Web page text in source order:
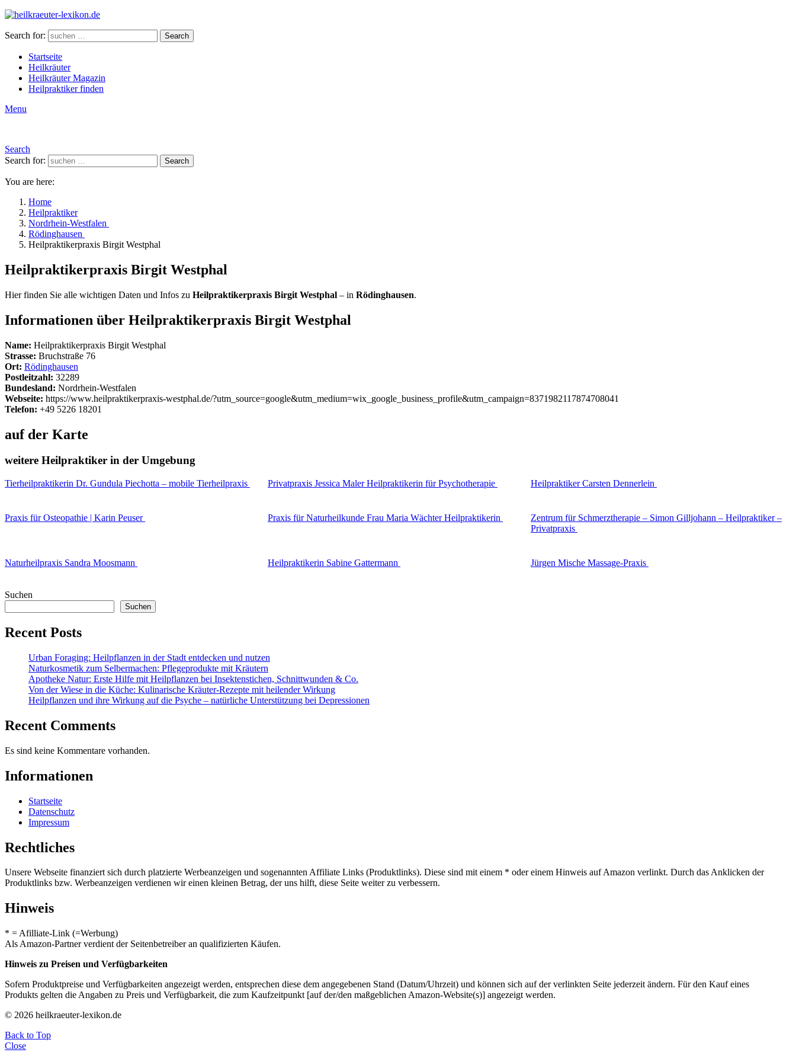
Search for: Search
Startseite
Heilkräuter
Heilkräuter Magazin
Heilpraktiker finden
Menu
Search
Search for:
Search
You are here:
Home
Heilpraktiker
Nordrhein-Westfalen
Rödinghausen
Heilpraktikerpraxis Birgit Westphal
Heilpraktikerpraxis Birgit Westphal
Hier finden Sie alle wichtigen Daten und Infos zu Heilpraktikerpraxis Birgit Westphal – in Rödinghausen.
Informationen über Heilpraktikerpraxis Birgit Westphal
Name: Heilpraktikerpraxis Birgit Westphal
Strasse: Bruchstraße 76
Ort: Rödinghausen
Postleitzahl: 32289
Bundesland: Nordrhein-Westfalen
Webseite: https://www.heilpraktikerpraxis-westphal.de/?utm_source=google&utm_medium=wix_google_business_profile&utm_campaign=8371982117874708041
Telefon: +49 5226 18201
auf der Karte
weitere Heilpraktiker in der Umgebung
Tierheilpraktikerin Dr. Gundula Piechotta – mobile Tierheilpraxis Privatpraxis Jessica Maler Heilpraktikerin für Psychotherapie Heilpraktiker Carsten Dennerlein
Praxis für Osteopathie | Karin Peuser Praxis für Naturheilkunde Frau Maria Wächter Heilpraktikerin
Zentrum für Schmerztherapie – Simon Gilljohann – Heilpraktiker –
Privatpraxis
Naturheilpraxis Sandra Moosmann Heilpraktikerin Sabine Gattermann Jürgen Mische Massage-Praxis
Suchen
Suchen
Recent Posts
Urban Foraging: Heilpflanzen in der Stadt entdecken und nutzen
Naturkosmetik zum Selbermachen: Pflegeprodukte mit Kräutern
Apotheke Natur: Erste Hilfe mit Heilpflanzen bei Insektenstichen, Schnittwunden & Co.
Von der Wiese in die Küche: Kulinarische Kräuter-Rezepte mit heilender Wirkung
Heilpflanzen und ihre Wirkung auf die Psyche – natürliche Unterstützung bei Depressionen
Recent Comments
Es sind keine Kommentare vorhanden.
Informationen
Startseite
Datenschutz
Impressum
Rechtliches
Unsere Webseite finanziert sich durch platzierte Werbeanzeigen und sogenannten Affiliate Links (Produktlinks). Diese sind mit einem * oder einem Hinweis auf Amazon verlinkt. Durch das Anklicken der
Produktlinks bzw. Werbeanzeigen verdienen wir einen kleinen Betrag, der uns hilft, diese Seite weiter zu verbessern.
Hinweis
* = Afilliate-Link (=Werbung)
Als Amazon-Partner verdient der Seitenbetreiber an qualifizierten Käufen.
Hinweis zu Preisen und Verfügbarkeiten
Sofern Produktpreise und Verfügbarkeiten angezeigt werden, entsprechen diese dem angegebenen Stand (Datum/Uhrzeit) und können sich auf der verlinkten Seite jederzeit ändern. Für den Kauf eines
Produkts gelten die Angaben zu Preis und Verfügbarkeit, die zum Kaufzeitpunkt [auf der/den maßgeblichen Amazon-Website(s)] angezeigt werden.
© 2026 heilkraeuter-lexikon.de
Back to Top
Close